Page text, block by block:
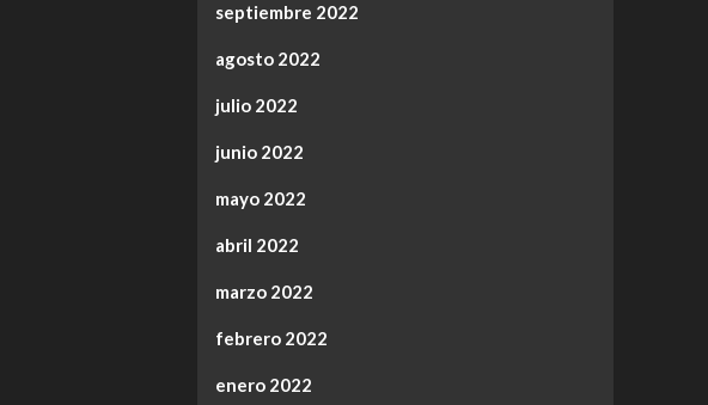
septiembre 2022
agosto 2022
julio 2022
junio 2022
mayo 2022
abril 2022
marzo 2022
febrero 2022
enero 2022